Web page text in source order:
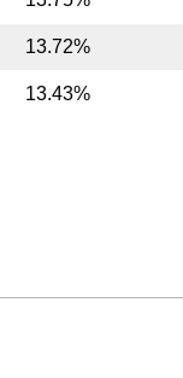
13.72%
13.43%